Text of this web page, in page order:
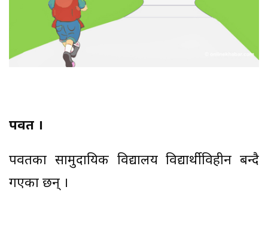
पर्वत ।
पर्वतका सामुदायिक विद्यालय विद्यार्थीविहीन बन्दै
गएका छन् ।